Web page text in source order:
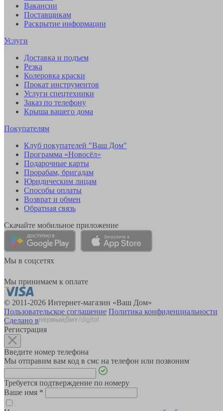
Вакансии
Поставщикам
Раскрытие информации
Услуги
Доставка и подъем
Резка
Колеровка краски
Прокат инструментов
Услуги спецтехники
Заказ по телефону
Крыша вашего дома
Покупателям
Клуб покупателей "Ваш Дом"
Программа «Новосёл»
Подарочные карты
Прорабам, бригадам
Юридическим лицам
Способы оплаты
Возврат и обмен
Обратная связь
Скачайте мобильное приложение
Мы в соцсетях
Мы принимаем к оплате
© 2011-2026 Интернет-магазин «Ваш Дом»
Пользовательское соглашение Политика конфиденциальности
Сделано в
Регистрация
Введите номер телефона
Мы отправим вам код в смс на телефон или позвоним
Требуется подтверждение по номеру
Ваше имя *